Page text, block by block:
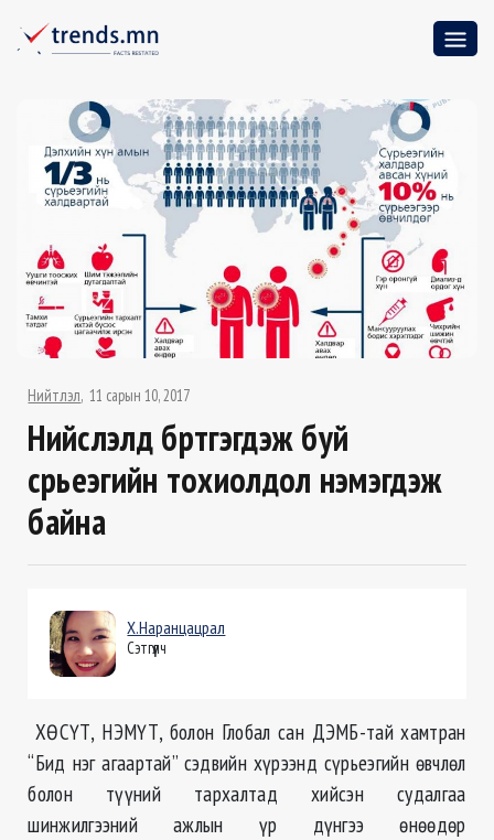
Нийтлэл 11 сарын 10, 2017
Нийслэлд бүртгэгдэж буй
сүрьеэгийн тохиолдол нэмэгдэж
байна
Х.Наранцацрал
Сэтгүүлч
ХӨСҮТ, НЭМҮТ, болон Глобал сан ДЭМБ-тай хамтран
“Бид нэг агаартай” сэдвийн хүрээнд сүрьеэгийн өвчлөл
болон түүний тархалтад хийсэн судалгаа
шинжилгээний ажлын үр дүнгээ өнөөдөр